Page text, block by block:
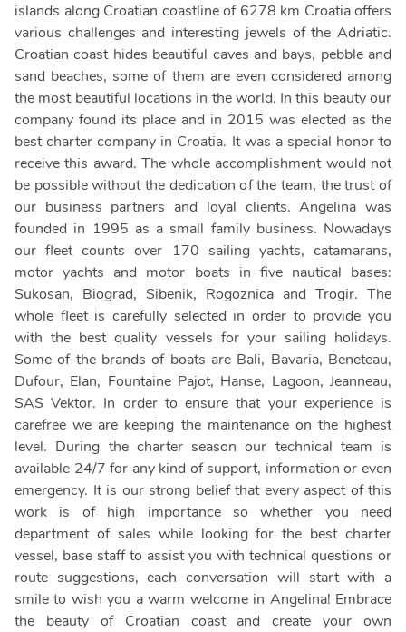
islands along Croatian coastline of 6278 km Croatia offers
various challenges and interesting jewels of the Adriatic.
Croatian coast hides beautiful caves and bays, pebble and
sand beaches, some of them are even considered among
the most beautiful locations in the world. In this beauty our
company found its place and in 2015 was elected as the
best charter company in Croatia. It was a special honor to
receive this award. The whole accomplishment would not
be possible without the dedication of the team, the trust of
our business partners and loyal clients. Angelina was
founded in 1995 as a small family business. Nowadays
our fleet counts over 170 sailing yachts, catamarans,
motor yachts and motor boats in five nautical bases:
Sukosan, Biograd, Sibenik, Rogoznica and Trogir. The
whole fleet is carefully selected in order to provide you
with the best quality vessels for your sailing holidays.
Some of the brands of boats are Bali, Bavaria, Beneteau,
Dufour, Elan, Fountaine Pajot, Hanse, Lagoon, Jeanneau,
SAS Vektor. In order to ensure that your experience is
carefree we are keeping the maintenance on the highest
level. During the charter season our technical team is
available 24/7 for any kind of support, information or even
emergency. It is our strong belief that every aspect of this
work is of high importance so whether you need
department of sales while looking for the best charter
vessel, base staff to assist you with technical questions or
route suggestions, each conversation will start with a
smile to wish you a warm welcome in Angelina! Embrace
the beauty of Croatian coast and create your own